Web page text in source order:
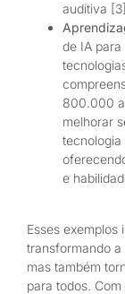
auditiva
de IA
800.000
melhorar
tecnologia
e
Esses exemplos
transformando a
mas também
para todos.